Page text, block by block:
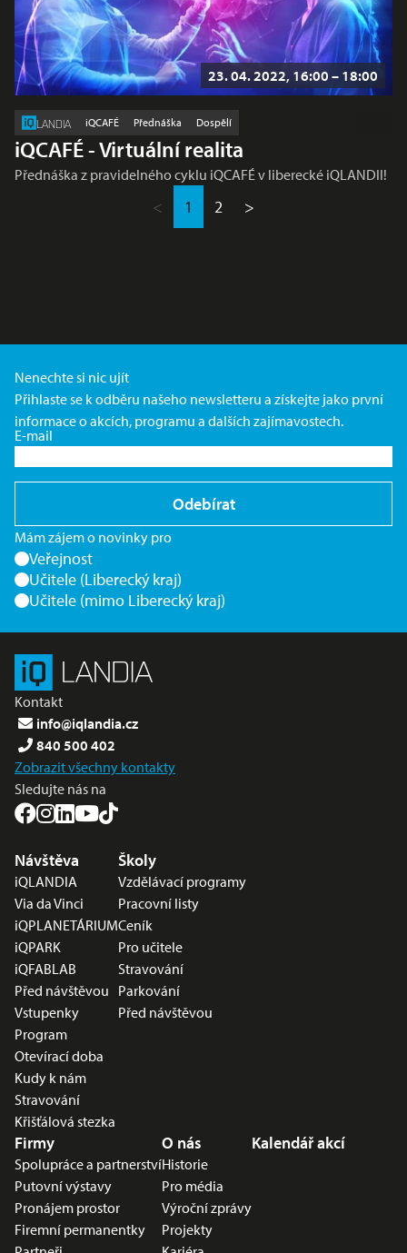
23. 04. 2022, 16:00 – 18:00
LANDIA iQCAFÉ Přednáška Dospělí
iQCAFÉ - Virtuální realita
Přednáška z pravidelného cyklu iQCAFÉ v liberecké iQLANDII!
< 1 2 >
Nenechte si nic ujít
Přihlaste se k odběru našeho newsletteru a získejte jako první
informace o akcích, programu a dalších zajímavostech.
E-mail
Odebírat
Mám zájem o novinky pro
Veřejnost
Učitele (Liberecký kraj)
Učitele (mimo Liberecký kraj)
Kontakt
info@iqlandia.cz
840 500 402
Zobrazit všechny kontakty
Sledujte nás na
Nabídka v zápatí
Návštěva
iQLANDIA
Via da Vinci
iQPLANETÁRIUM
iQPARK
iQFABLAB
Před návštěvou
Vstupenky
Program
Otevírací doba
Kudy k nám
Stravování
Křišťálová stezka
Školy
Vzdělávací programy
Pracovní listy
Ceník
Pro učitele
Stravování
Parkování
Před návštěvou
Firmy
Spolupráce a partnerství
Putovní výstavy
Pronájem prostor
Firemní permanentky
O nás
Historie
Pro média
Výroční zprávy
Projekty
Kalendář akcí